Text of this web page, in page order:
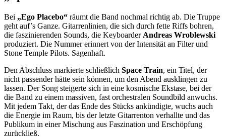
Bei „Ego Placebo“ räumt die Band nochmal richtig ab. Die Truppe
geht auf’s Ganze. Gitarrenlinien, die sich durch fette Riffs bohren,
die faszinierenden Sounds, die Keyboarder Andreas Wroblewski
produziert. Die Nummer erinnert von der Intensität an Filter und
Stone Temple Pilots. Sagenhaft.
Den Abschluss markierte schließlich Space Train, ein Titel, der
nicht passender hätte sein können, um den Abend ausklingen zu
lassen. Der Song steigerte sich in eine kosmische Ekstase, bei der
die Band zu einem massiven, fast orchestralen Soundbild anwuchs.
Mit jedem Takt, der das Ende des Stücks ankündigte, wuchs auch
die Energie im Raum, bis der letzte Gitarrenton verhallte und das
Publikum in einer Mischung aus Faszination und Erschöpfung
zurückließ.